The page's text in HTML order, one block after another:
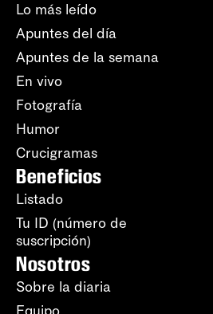
Lo más leído
Apuntes del día
Apuntes de la semana
En vivo
Fotografía
Humor
Crucigramas
Beneficios
Listado
Tu ID (número de
suscripción)
Nosotros
Sobre la diaria